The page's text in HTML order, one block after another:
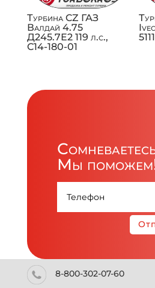
Турбина CZ ГАЗ
Валдай 4.75
Д245.7Е2 119 л.с.,
C14-180-01
Мы
8-800-302-07-60